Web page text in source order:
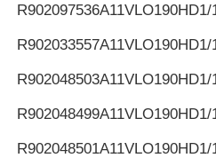
R902097536
R902033557
R902048503
R902048499
R902048501